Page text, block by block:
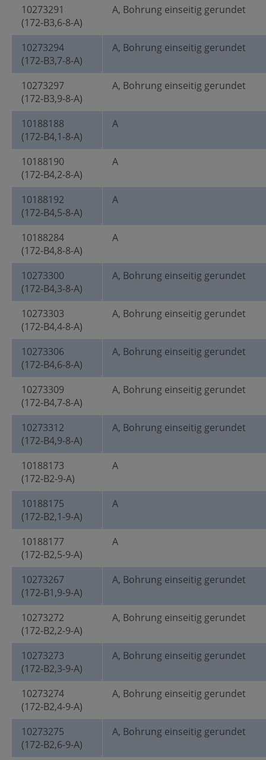
10273291
(172-B3,6-8-A)
A, Bohrung einseitig gerundet
10273294
(172-B3,7-8-A)
A, Bohrung einseitig gerundet
10273297
(172-B3,9-8-A)
A, Bohrung einseitig gerundet
10188188
(172-B4,1-8-A)
A
10188190
(172-B4,2-8-A)
A
10188192
(172-B4,5-8-A)
A
10188284
(172-B4,8-8-A)
A
10273300
(172-B4,3-8-A)
A, Bohrung einseitig gerundet
10273303
(172-B4,4-8-A)
A, Bohrung einseitig gerundet
10273306
(172-B4,6-8-A)
A, Bohrung einseitig gerundet
10273309
(172-B4,7-8-A)
A, Bohrung einseitig gerundet
10273312
(172-B4,9-8-A)
A, Bohrung einseitig gerundet
10188173
(172-B2-9-A)
A
10188175
(172-B2,1-9-A)
A
10188177
(172-B2,5-9-A)
A
10273267
(172-B1,9-9-A)
A, Bohrung einseitig gerundet
10273272
(172-B2,2-9-A)
A, Bohrung einseitig gerundet
10273273
(172-B2,3-9-A)
A, Bohrung einseitig gerundet
10273274
(172-B2,4-9-A)
A, Bohrung einseitig gerundet
10273275
(172-B2,6-9-A)
A, Bohrung einseitig gerundet